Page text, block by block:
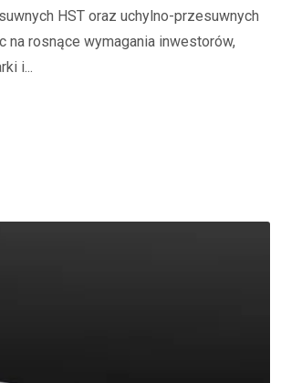
HST oraz uchylno-przesuwnych
na rosnące wymagania inwestorów,
i...